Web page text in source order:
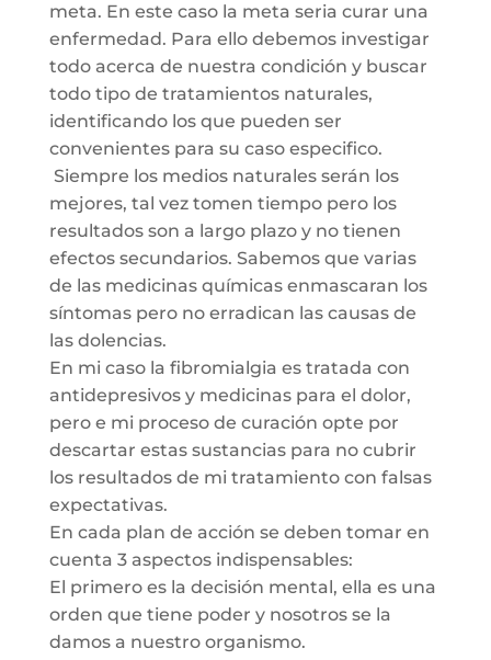
meta. En este caso la meta seria curar una
enfermedad. Para ello debemos investigar
todo acerca de nuestra condición y buscar
todo tipo de tratamientos naturales,
identificando los que pueden ser
convenientes para su caso especifico.
Siempre los medios naturales serán los
mejores, tal vez tomen tiempo pero los
resultados son a largo plazo y no tienen
efectos secundarios. Sabemos que varias
de las medicinas químicas enmascaran los
síntomas pero no erradican las causas de
las dolencias.
En mi caso la fibromialgia es tratada con
antidepresivos y medicinas para el dolor,
pero e mi proceso de curación opte por
descartar estas sustancias para no cubrir
los resultados de mi tratamiento con falsas
expectativas.
En cada plan de acción se deben tomar en
cuenta 3 aspectos indispensables:
El primero es la decisión mental, ella es una
orden que tiene poder y nosotros se la
damos a nuestro organismo.